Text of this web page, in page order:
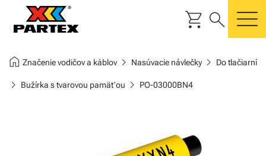
shopping_cart search
home Značenie vodičov a káblovchevron_right Nasúvacie návlečkychevron_right Do tlačiarní
chevron_right Bužírka s tvarovou pamäťou chevron_right PO-03000BN4